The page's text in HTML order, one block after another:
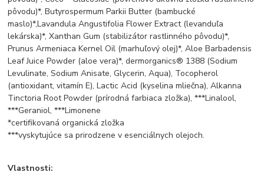
pôvodu)*, Butyrospermum Parkii Butter (bambucké
maslo)*,Lavandula Angustifolia Flower Extract (levanduľa
lekárska)*, Xanthan Gum (stabilizátor rastlinného pôvodu)*,
Prunus Armeniaca Kernel Oil (marhuľový olej)*, Aloe Barbadensis
Leaf Juice Powder (aloe vera)*, dermorganics® 1388 (Sodium
Levulinate, Sodium Anisate, Glycerin, Aqua), Tocopherol
(antioxidant, vitamín E), Lactic Acid (kyselina mliečna), Alkanna
Tinctoria Root Powder (prírodná farbiaca zložka), ***Linalool,
***Geraniol, ***Limonene
*certifikovaná organická zložka
***vyskytujúce sa prirodzene v esenciálnych olejoch.
Vlastnosti: